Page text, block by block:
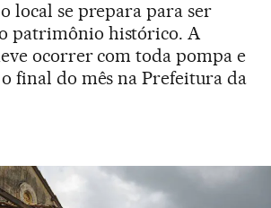
local se prepara para ser
patrimônio histórico. A
ocorrer com toda pompa e
final do mês na Prefeitura da